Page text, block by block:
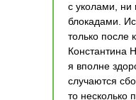
с уколами, ни
блокадами.
только после
Константина
я вполне
случаются
то несколько